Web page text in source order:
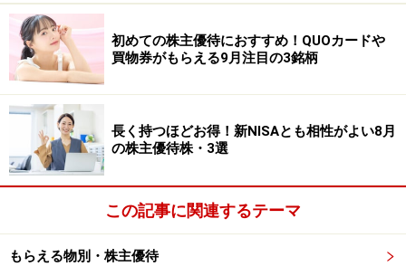
カルラ<2789>は宮城県富谷市に本社がある、宮城県を地
盤に東北・北関東に和食レストラン『まるまつ』を運営
する外食企業です。カニ料理専門店や、そば専門店など
も展開しています。
■株式データ
株価 458円
売買単位 100株
予想PER（連）45.8倍
PBR（連) 0.86倍
予想配当利回り 2.18％
初めての株主優待におすすめ！QUOカードや
買物券がもらえる9月注目の3銘柄
長く持つほどお得！新NISAとも相性がよい8月
の株主優待株・3選
この記事に関連するテーマ
もらえる物別・株主優待